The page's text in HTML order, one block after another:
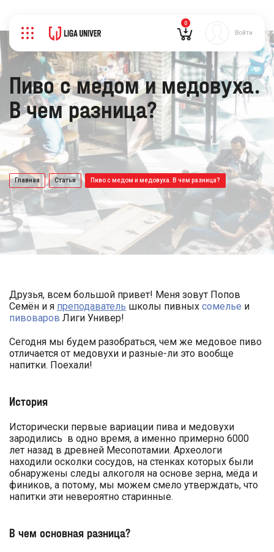
0
Войти
Пиво с медом и медовуха.
В чем разница?
Главная Статьи Пиво с медом и медовуха. В чем разница?
Друзья, всем большой привет! Меня зовут Попов
Семён и я преподаватель школы пивных сомелье и
пивоваров Лиги Универ!
Сегодня мы будем разобраться, чем же медовое пиво
отличается от медовухи и разные-ли это вообще
напитки. Поехали!
История
Исторически первые вариации пива и медовухи
зародились в одно время, а именно примерно 6000
лет назад в древней Месопотамии. Археологи
находили осколки сосудов, на стенках которых были
обнаружены следы алкоголя на основе зерна, мёда и
фиников, а потому, мы можем смело утверждать, что
напитки эти невероятно старинные.
В чем основная разница?